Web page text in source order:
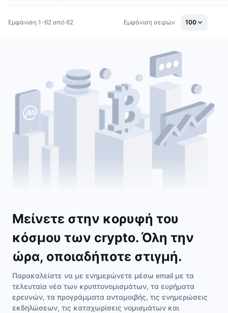
Εμφάνιση 1-62 από 62 Εμφάνιση σειρών 100
Μείνετε στην κορυφή του
κόσμου των crypto. Όλη την
ώρα, οποιαδήποτε στιγμή.
Παρακαλείστε να με ενημερώνετε μέσω email με τα
τελευταία νέα των κρυπτονομισμάτων, τα ευρήματα
ερευνών, τα προγράμματα ανταμοιβής, τις ενημερώσεις
εκδηλώσεων, τις καταχωρίσεις νομισμάτων και